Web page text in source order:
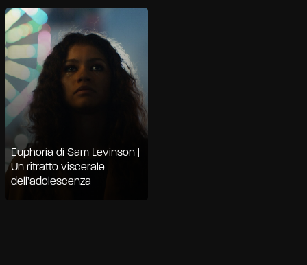
Euphoria di Sam Levinson |
Un ritratto viscerale
dell’adolescenza